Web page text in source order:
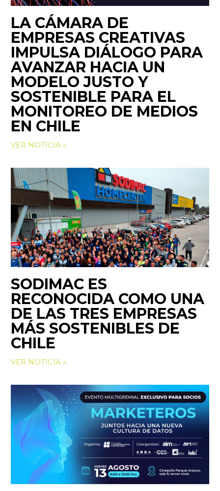
LA CÁMARA DE
EMPRESAS CREATIVAS
IMPULSA DIÁLOGO PARA
AVANZAR HACIA UN
MODELO JUSTO Y
SOSTENIBLE PARA EL
MONITOREO DE MEDIOS
EN CHILE
VER NOTICIA »
SODIMAC ES
RECONOCIDA COMO UNA
DE LAS TRES EMPRESAS
MÁS SOSTENIBLES DE
CHILE
VER NOTICIA »